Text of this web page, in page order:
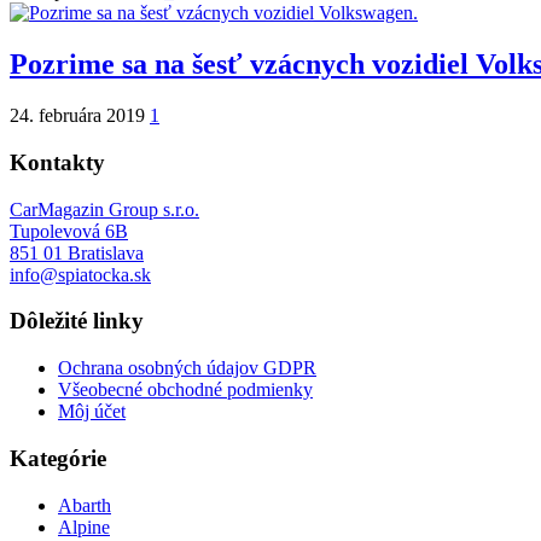
Pozrime sa na šesť vzácnych vozidiel
24. februára 2019 1
Kontakty
CarMagazin Group s.r.o.
Tupolevová 6B
851 01 Bratislava
info@spiatocka.sk
Dôležité linky
Ochrana osobných údajov GDPR
Všeobecné obchodné podmienky
Môj účet
Kategórie
Abarth
Alpine